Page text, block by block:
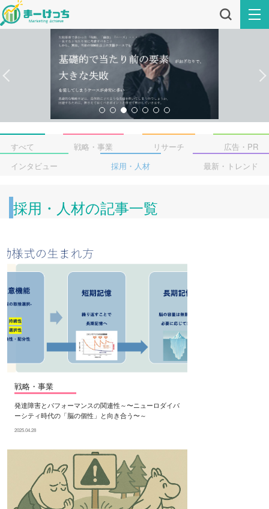
すべて 戦略・事業 リサーチ
広告・PR
インタビュー
採用・人材 最新・トレンド
採用・人材の記事一覧
戦略・事業
発達障害とパフォーマンスの関連性～〜ニューロダイバ
ーシティ時代の「脳の個性」と向き合う〜～
2025.04.28